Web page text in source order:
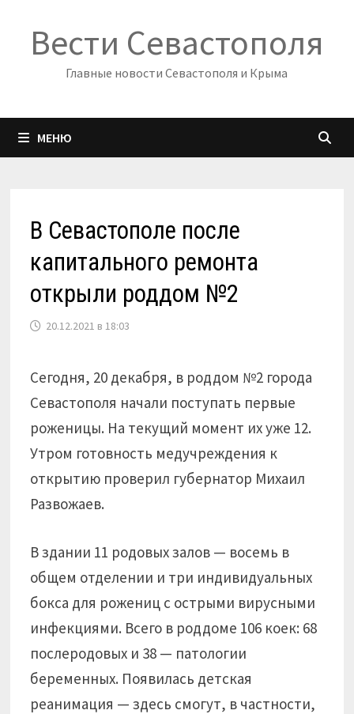
содержимому
Вести Севастополя
Главные новости Севастополя и Крыма
МЕНЮ
В Севастополе после
капитального ремонта
открыли роддом №2
20.12.2021 в 18:03
Сегодня, 20 декабря, в роддом №2 города
Севастополя начали поступать первые
роженицы. На текущий момент их уже 12.
Утром готовность медучреждения к
открытию проверил губернатор Михаил
Развожаев.
В здании 11 родовых залов — восемь в
общем отделении и три индивидуальных
бокса для рожениц с острыми вирусными
инфекциями. Всего в роддоме 106 коек: 68
послеродовых и 38 — патологии
беременных. Появилась детская
реанимация — здесь смогут, в частности,